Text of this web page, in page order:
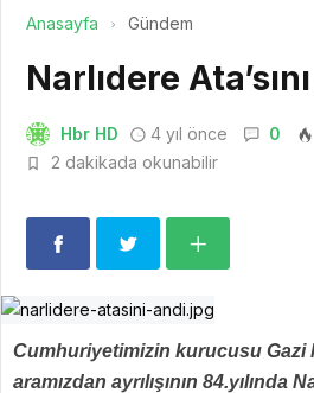
Anasayfa Gündem
Narlıdere
Hbr HD 4 yıl önce 0
2 dakikada okunabilir
Cumhuriyetimizin kurucusu Gazi
aramızdan ayrılışının 84.yılında